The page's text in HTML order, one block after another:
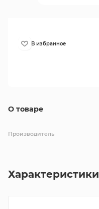
О товаре
Производитель
Характеристики